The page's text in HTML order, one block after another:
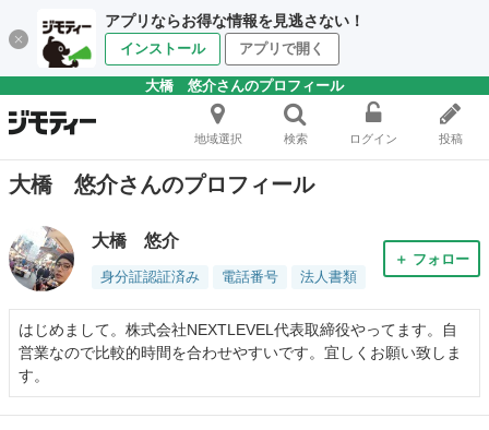
アプリならお得な情報を見逃さない！
インストール アプリで開く
大橋 悠介さんのプロフィール
地域選択 検索 ログイン 投稿
大橋 悠介さんのプロフィール
大橋 悠介
身分証認証済み 電話番号 法人書類
＋ フォロー
はじめまして。株式会社NEXTLEVEL代表取締役やってます。自
営業なので比較的時間を合わせやすいです。宜しくお願い致しま
す。